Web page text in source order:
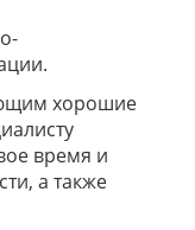
хорошие
время и
а также